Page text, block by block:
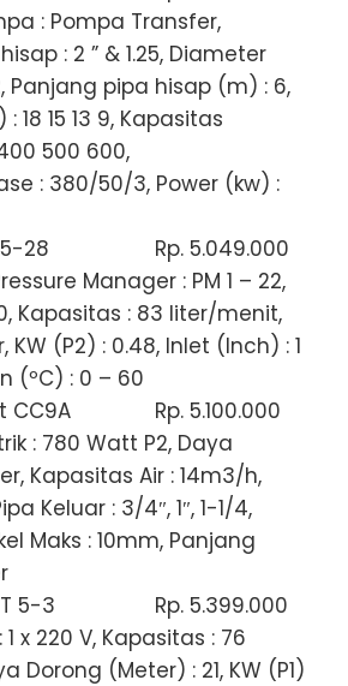
: Pompa Transfer,
: 2 ” & 1.25, Diameter
Panjang pipa hisap (m) : 6,
18 15 13 9, Kapasitas
500 600,
: 380/50/3, Power (kw) :
28
Rp. 5.049.000
Manager : PM 1 – 22,
Kapasitas : 83 liter/menit,
KW (P2) : 0.48, Inlet (Inch) : 1
(ºC) : 0 – 60
CC9A
Rp. 5.100.000
: 780 Watt P2, Daya
Kapasitas Air : 14m3/h,
Keluar : 3/4″, 1″, 1-1/4,
Maks : 10mm, Panjang
5-3
Rp. 5.399.000
x 220 V, Kapasitas : 76
Dorong (Meter) : 21, KW (P1)